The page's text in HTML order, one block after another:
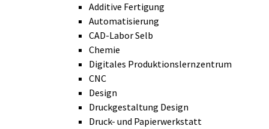
Additive Fertigung
Automatisierung
CAD-Labor Selb
Chemie
Digitales Produktionslernzentrum
CNC
Design
Druckgestaltung Design
Druck- und Papierwerkstatt